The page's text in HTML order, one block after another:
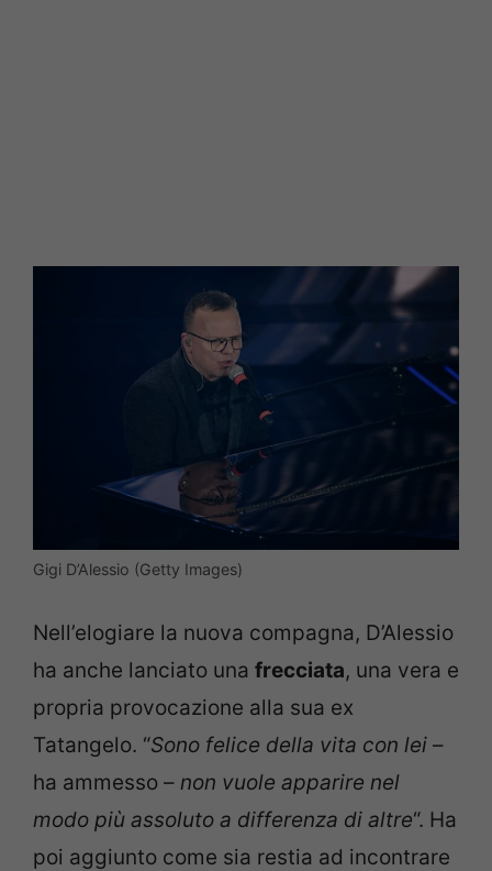
Gigi D’Alessio (Getty Images)
Nell’elogiare la nuova compagna, D’Alessio
ha anche lanciato una frecciata, una vera e
propria provocazione alla sua ex
Tatangelo. “Sono felice della vita con lei –
ha ammesso – non vuole apparire nel
modo più assoluto a differenza di altre“. Ha
poi aggiunto come sia restia ad incontrare